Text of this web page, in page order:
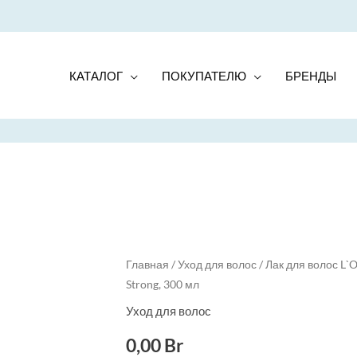
КАТАЛОГ ПОКУПАТЕЛЮ БРЕНДЫ
Главная /Уход для волос/ Лак для волос
Strong, 300 мл
Уход для волос
0,00Br
Quantity